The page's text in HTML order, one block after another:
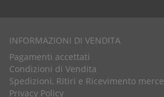
INFORMAZIONI DI VENDITA
Pagamenti accettati
Condizioni di Vendita
Spedizioni, Ritiri e Ricevimento merce
Privacy Policy